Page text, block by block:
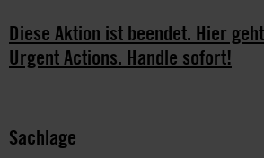
Diese Aktion ist beendet. Hier
Urgent Actions. Handle sofort!
Sachlage